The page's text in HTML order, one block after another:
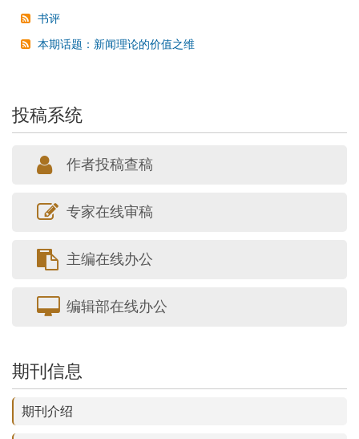
书评
本期话题：新闻理论的价值之维
投稿系统
作者投稿查稿
专家在线审稿
主编在线办公
编辑部在线办公
期刊信息
期刊介绍